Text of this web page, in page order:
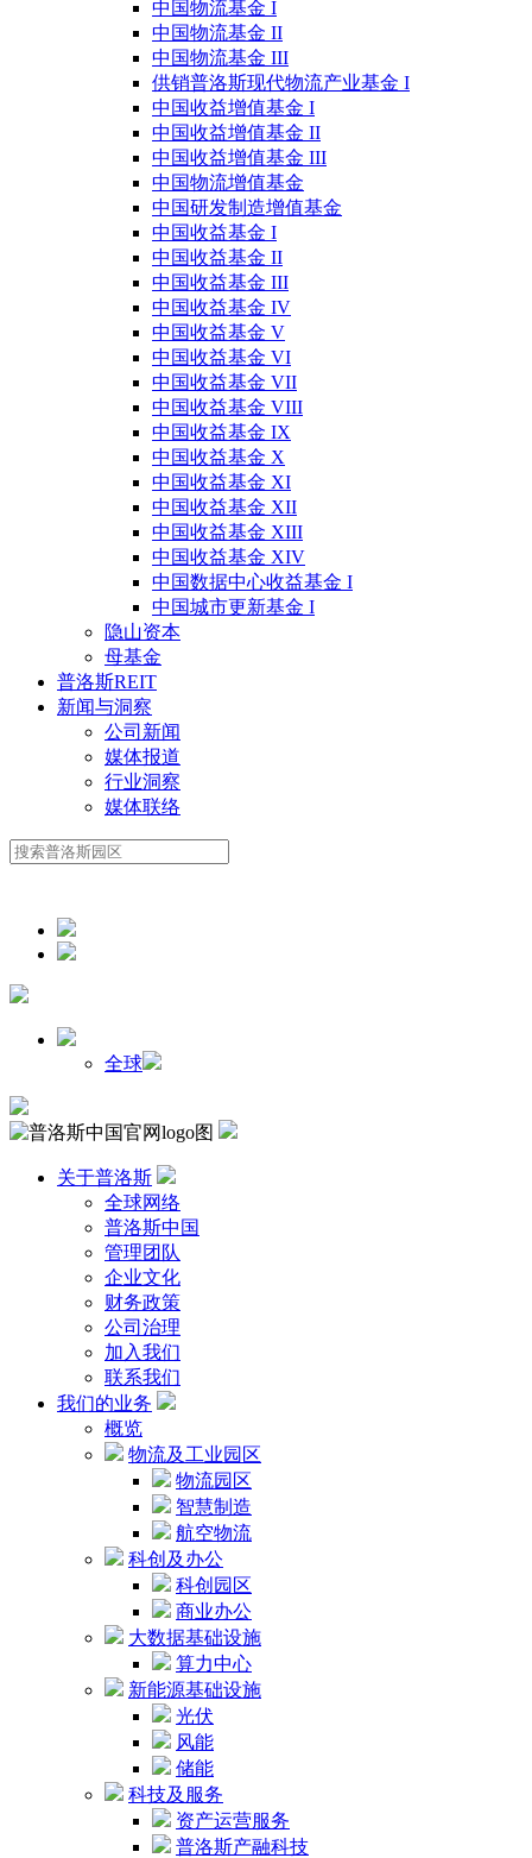
中国物流基金 I
中国物流基金 II
中国物流基金 III
供销普洛斯现代物流产业基金 I
中国收益增值基金 I
中国收益增值基金 II
中国收益增值基金 III
中国物流增值基金
中国研发制造增值基金
中国收益基金 I
中国收益基金 II
中国收益基金 III
中国收益基金 IV
中国收益基金 V
中国收益基金 VI
中国收益基金 VII
中国收益基金 VIII
中国收益基金 IX
中国收益基金 X
中国收益基金 XI
中国收益基金 XII
中国收益基金 XIII
中国收益基金 XIV
中国数据中心收益基金 I
中国城市更新基金 I
隐山资本
母基金
普洛斯REIT
新闻与洞察
公司新闻
媒体报道
行业洞察
媒体联络
全球
关于普洛斯
全球网络
普洛斯中国
管理团队
企业文化
财务政策
公司治理
加入我们
联系我们
我们的业务
概览
物流及工业园区
物流园区
智慧制造
航空物流
科创及办公
科创园区
商业办公
大数据基础设施
算力中心
新能源基础设施
光伏
风能
储能
科技及服务
资产运营服务
普洛斯产融科技